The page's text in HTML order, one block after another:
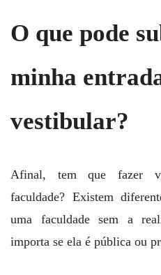
O que pode
minha
vestibular?
Afinal, tem que fazer
faculdade? Existem
uma faculdade sem a
importa se ela é pública ou